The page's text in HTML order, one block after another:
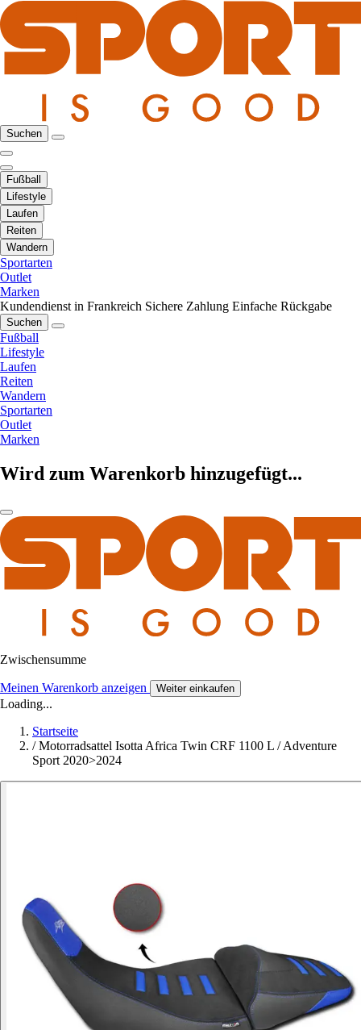
Suchen
Fußball
Lifestyle
Laufen
Reiten
Wandern
Sportarten
Outlet
Marken
Kundendienst in Frankreich Sichere Zahlung Einfache Rückgabe
Suchen
Fußball
Lifestyle
Laufen
Reiten
Wandern
Sportarten
Outlet
Marken
Wird zum Warenkorb hinzugefügt...
Zwischensumme
Meinen Warenkorb anzeigen Weiter einkaufen
Loading...
Startseite
/ Motorradsattel Isotta Africa Twin CRF 1100 L / Adventure
Sport 2020>2024